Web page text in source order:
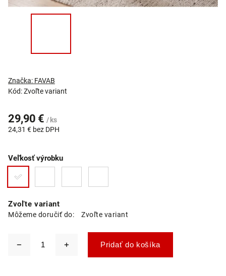
Kód:Zvoľte variant
Značka: FAVAB
29,90 € / ks
24,31 € bez DPH
Zvoľte variant
Môžeme doručiť do: Zvoľte variant
Veľkosť výrobku
Pridať do košíka